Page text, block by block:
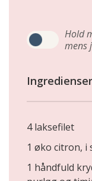
Hold
mens
Ingredienser
4 laksefilet
1 øko citron, i
1 håndfuld